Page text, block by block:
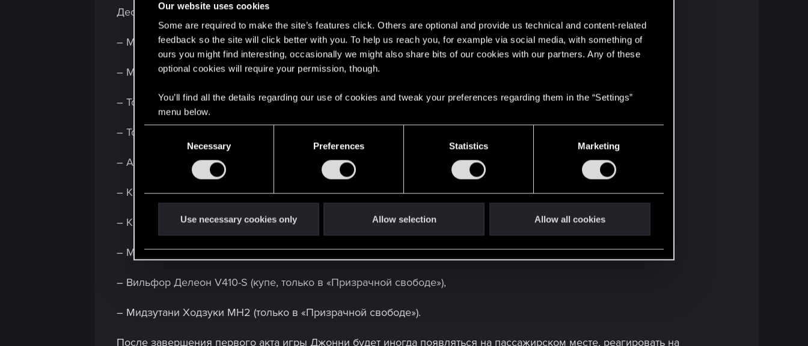
Our website uses cookies
Some are required to make the site’s features click. Others are optional and provide us technical and content-related
feedback so the site will click better with you. To help us reach you, for example via social media, with something of
ours you might find interesting, occasionally we might also share bits of our cookies with our partners. Any of these
optional cookies will require your permission, though.
You’ll find all the details regarding our use of cookies and tweak your preferences regarding them in the “Settings”
menu below.
e
l
i
Necessary Preferences Statistics Marketing
Use necessary cookies only Allow selection Allow all cookies
Десять наиболее желанных автомобилей с улиц Найт-Сити добавлены в ассортимент магазина «Автофиксер»:
– Мидзутани Сион MZ1,
– Мидзутани Сион Тарга МЗТ,
– Тортон Галена GA32t,
– Тортон Колби CST40,
– Арчер Кварц EC-L r275,
– Квадра Тайп-66 640 TS,
– Квадра Тайп-66 680 TS,
– Махир Супрон FS3-T,
– Вильфор Делеон V410-S (купе, только в «Призрачной свободе»),
– Мидзутани Ходзуки MH2 (только в «Призрачной свободе»).
После завершения первого акта игры Джонни будет иногда появляться на пассажирском месте, реагировать на